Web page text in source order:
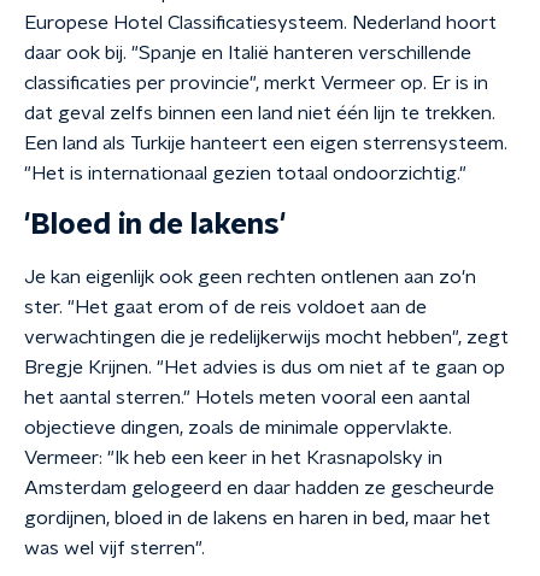
Europese Hotel Classificatiesysteem. Nederland hoort
daar ook bij. "Spanje en Italië hanteren verschillende
classificaties per provincie", merkt Vermeer op. Er is in
dat geval zelfs binnen een land niet één lijn te trekken.
Een land als Turkije hanteert een eigen sterrensysteem.
"Het is internationaal gezien totaal ondoorzichtig."
'Bloed in de lakens'
Je kan eigenlijk ook geen rechten ontlenen aan zo'n
ster. "Het gaat erom of de reis voldoet aan de
verwachtingen die je redelijkerwijs mocht hebben", zegt
Bregje Krijnen. "Het advies is dus om niet af te gaan op
het aantal sterren." Hotels meten vooral een aantal
objectieve dingen, zoals de minimale oppervlakte.
Vermeer: "Ik heb een keer in het Krasnapolsky in
Amsterdam gelogeerd en daar hadden ze gescheurde
gordijnen, bloed in de lakens en haren in bed, maar het
was wel vijf sterren".